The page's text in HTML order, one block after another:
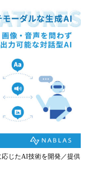
じたAI技術を開発／提供